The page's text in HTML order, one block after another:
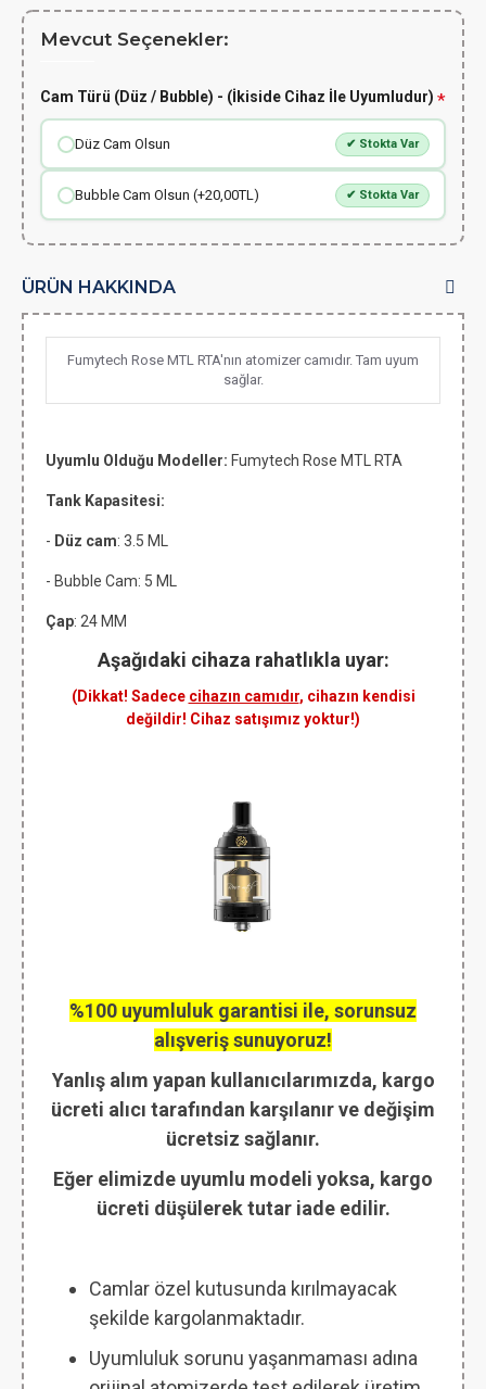
Mevcut Seçenekler:
Cam Türü (Düz / Bubble) - (İkiside Cihaz İle Uyumludur)
Düz Cam Olsun ✔ Stokta Var
Bubble Cam Olsun (+20,00TL) ✔ Stokta Var
ÜRÜN HAKKINDA
Fumytech Rose MTL RTA'nın atomizer camıdır. Tam uyum
sağlar.
Uyumlu Olduğu Modeller: Fumytech Rose MTL RTA
Tank Kapasitesi:
- Düz cam: 3.5 ML
- Bubble Cam: 5 ML
Çap: 24 MM
Aşağıdaki cihaza rahatlıkla uyar:
(Dikkat! Sadece cihazın camıdır, cihazın kendisi
değildir! Cihaz satışımız yoktur!)
%100 uyumluluk garantisi ile, sorunsuz
alışveriş sunuyoruz!
Yanlış alım yapan kullanıcılarımızda, kargo
ücreti alıcı tarafından karşılanır ve değişim
ücretsiz sağlanır.
Eğer elimizde uyumlu modeli yoksa, kargo
ücreti düşülerek tutar iade edilir.
Camlar özel kutusunda kırılmayacak
şekilde kargolanmaktadır.
Uyumluluk sorunu yaşanmaması adına